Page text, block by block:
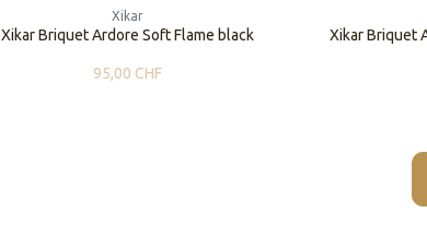
Xikar
Xikar Briquet Ardore Soft Flame black
95,00 CHF
Xikar Briquet